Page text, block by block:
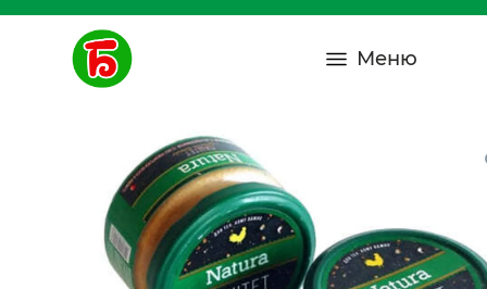
Меню